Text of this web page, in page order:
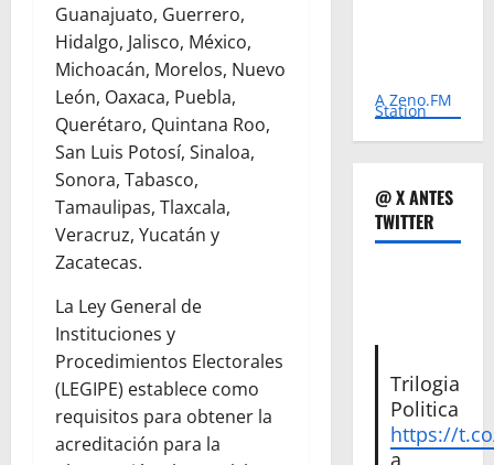
Guanajuato, Guerrero,
Hidalgo, Jalisco, México,
Michoacán, Morelos, Nuevo
León, Oaxaca, Puebla,
Querétaro, Quintana Roo,
San Luis Potosí, Sinaloa,
Sonora, Tabasco,
Tamaulipas, Tlaxcala,
Veracruz, Yucatán y
Zacatecas.
La Ley General de
Instituciones y
Procedimientos Electorales
(LEGIPE) establece como
requisitos para obtener la
acreditación para la
A Zeno.FM
Station
@ X ANTES
TWITTER
Trilogia
Politica
https://